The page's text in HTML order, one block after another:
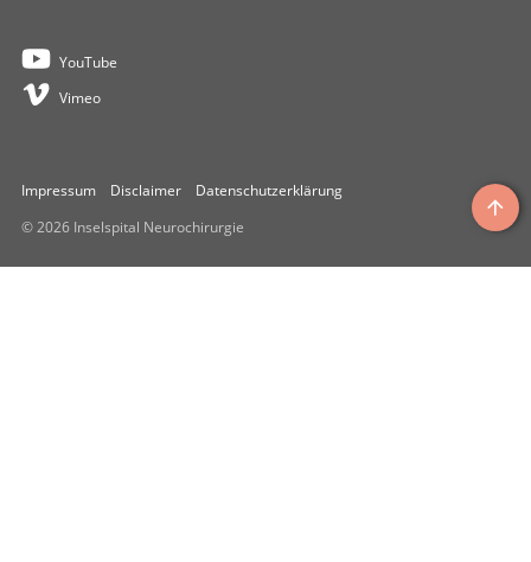
YouTube
Vimeo
Impressum Disclaimer
Datenschutzerklärung
© 2026 Inselspital Neurochirurgie